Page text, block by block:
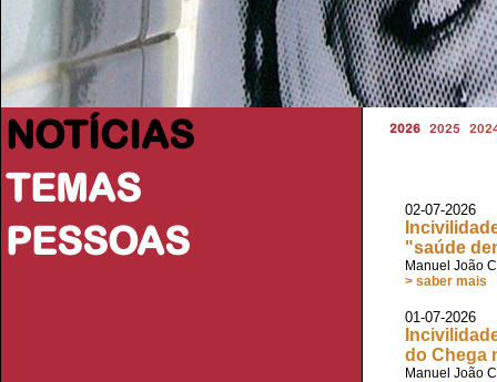
NOTÍCIAS
TEMAS
PESSOAS
2026 2025
02-07-2026
"saúde
Manuel João
> saber mais
01-07-2026
do Chega
Manuel João